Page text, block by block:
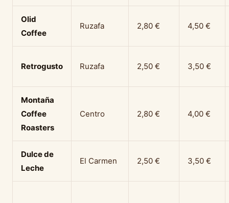
Olid
Coffee
Ruzafa 2,80 € 4,50 €
Retrogusto Ruzafa 2,50 € 3,50 €
Montaña
Coffee
Roasters
Centro 2,80 € 4,00 €
Dulce de
Leche
El Carmen 2,50 € 3,50 €